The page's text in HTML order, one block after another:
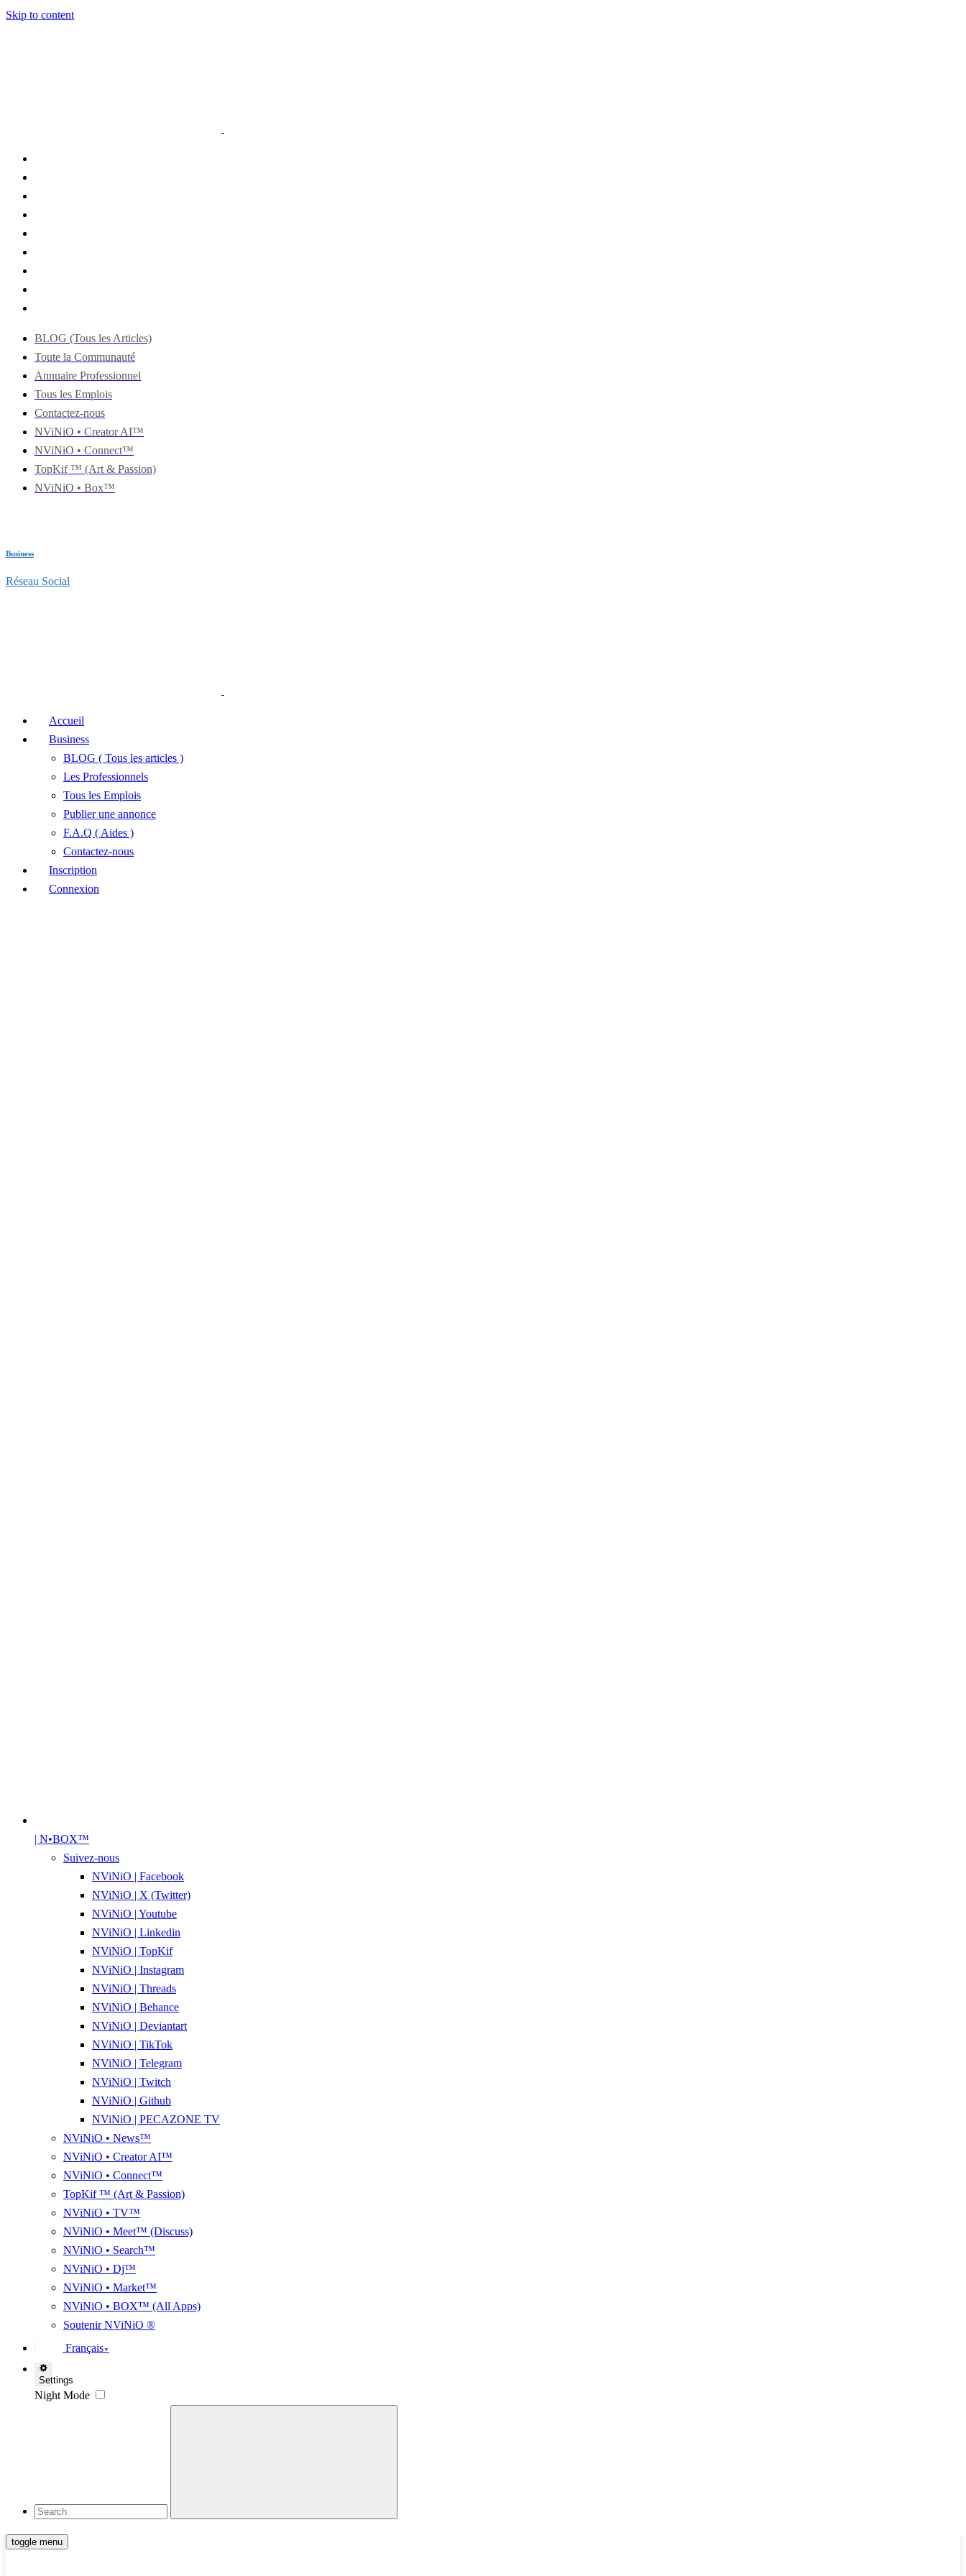
Skip to content
BLOG (Tous les Articles)
Toute la Communauté
Annuaire Professionnel
Tous les Emplois
Contactez-nous
NViNiO • Creator AI™
NViNiO • Connect™
TopKif ™ (Art & Passion)
NViNiO • Box™
Business
Réseau Social
Accueil
Business
BLOG ( Tous les articles )
Les Professionnels
Tous les Emplois
Publier une annonce
F.A.Q ( Aides )
Contactez-nous
Inscription
Connexion
| N•BOX™
Suivez-nous
NViNiO | Facebook
NViNiO | X (Twitter)
NViNiO | Youtube
NViNiO | Linkedin
NViNiO | TopKif
NViNiO | Instagram
NViNiO | Threads
NViNiO | Behance
NViNiO | Deviantart
NViNiO | TikTok
NViNiO | Telegram
NViNiO | Twitch
NViNiO | Github
NViNiO | PECAZONE TV
NViNiO • News™
NViNiO • Creator AI™
NViNiO • Connect™
TopKif ™ (Art & Passion)
NViNiO • TV™
NViNiO • Meet™ (Discuss)
NViNiO • Search™
NViNiO • Dj™
NViNiO • Market™
NViNiO • BOX™ (All Apps)
Soutenir NViNiO ®
Français ▼
Settings
Night Mode
toggle menu